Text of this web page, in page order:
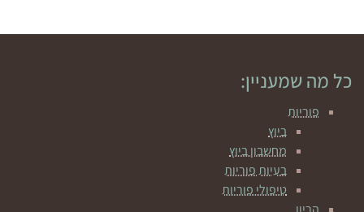
כל מה שמעניין:
פוריות
ביוץ
מחשבון ביוץ
בעיות פוריות
טיפולי פוריות